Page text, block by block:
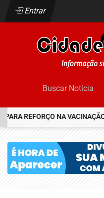
Entrar
REFORÇO NA VACINAÇÃO